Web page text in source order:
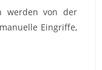
werden von der
Eingriffe,